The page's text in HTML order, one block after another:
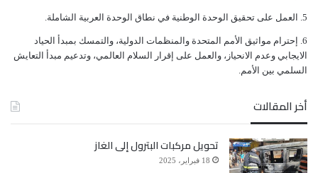
ﺍﻟﻌﻤﻞ ﻋﻠﻰ ﺗﺤﻘﻴﻖ ﺍﻟﻮﺣﺪﺓ ﺍﻟﻮﻃﻨﻴﺔ ﻓﻲ ﻧﻄﺎﻕ ﺍﻟﻮﺣﺪﺓ ﺍﻟﻌﺮﺑﻴﺔ ﺍﻟﺸﺎﻣﻠﺔ.
ﺇﺣﺘﺮﺍﻡ ﻣﻮﺍﺛﻴﻖ الأﻣﻢ ﺍﻟﻤﺘﺤﺪﺓ ﻭﺍﻟﻤﻨﻈﻤﺎﺕ ﺍﻟﺪﻭﻟﻴﺔ، ﻭﺍﻟﺘﻤﺴﻚ ﺑﻤﺒﺪﺃ ﺍﻟﺤﻴﺎﺩ
ﺍﻻﻳﺠﺎﺑﻲ ﻭﻋﺪﻡ ﺍﻻﻧﺤﻴﺎﺯ، ﻭﺍﻟﻌﻤﻞ ﻋﻠﻰ ﺇﻗﺮﺍﺭ ﺍﻟﺴﻼﻡ ﺍﻟﻌﺎﻟﻤﻲ، ﻭﺗﺪﻋﻴﻢ ﻣﺒﺪﺃ ﺍﻟﺘﻌﺎﻳﺶ
ﺍﻟﺴﻠﻤﻲ ﺑﻴﻦ ﺍﻷﻣﻢ.
أخر المقالات
تحويل مركبات البترول إلى الغاز
18 فبراير، 2025